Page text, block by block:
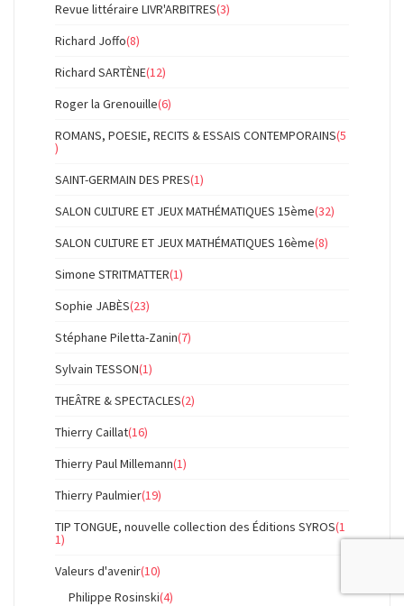
Revue littéraire LIVR'ARBITRES(3)
Richard Joffo(8)
Richard SARTÈNE(12)
Roger la Grenouille(6)
ROMANS, POESIE, RECITS & ESSAIS CONTEMPORAINS(5
)
SAINT-GERMAIN DES PRES(1)
SALON CULTURE ET JEUX MATHÉMATIQUES 15ème(32)
SALON CULTURE ET JEUX MATHÉMATIQUES 16ème(8)
Simone STRITMATTER(1)
Sophie JABÈS(23)
Stéphane Piletta-Zanin(7)
Sylvain TESSON(1)
THEÂTRE & SPECTACLES(2)
Thierry Caillat(16)
Thierry Paul Millemann(1)
Thierry Paulmier(19)
TIP TONGUE, nouvelle collection des Éditions SYROS(1
1)
Valeurs d'avenir(10)
Philippe Rosinski(4)